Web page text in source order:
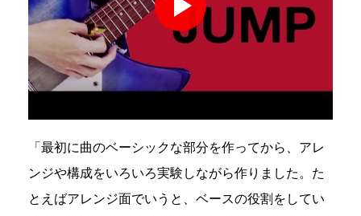
「最初に曲のベーシックな部分を作ってから、アレ
ンジや構成をいろいろ実験しながら作りました。た
とえばアレンジ面でいうと、ベースの役割をしてい